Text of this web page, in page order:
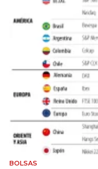
BOLSAS